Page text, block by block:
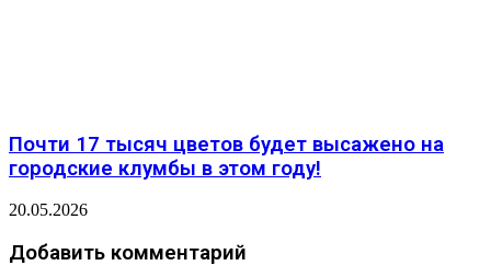
Почти 17 тысяч цветов будет высажено на
городские клумбы в этом году!
20.05.2026
Добавить комментарий